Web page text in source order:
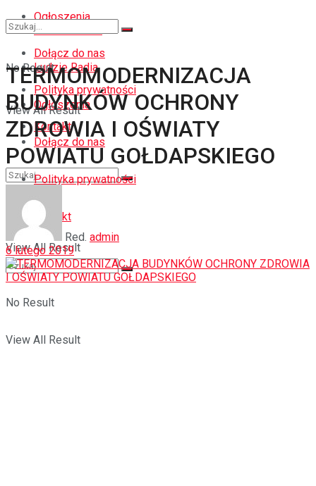
Ogłoszenia
Dołącz do nas
Polityka prywatności
Kontakt
No Result
View All Result
Pozdrowienia
Ludzie Radia
Ogłoszenia
Dołącz do nas
Polityka prywatności
Kontakt
No Result
View All Result
No Result
View All Result
TERMOMODERNIZACJA
BUDYNKÓW OCHRONY
ZDROWIA I OŚWIATY
POWIATU GOŁDAPSKIEGO
Red. admin
6 lutego 2019